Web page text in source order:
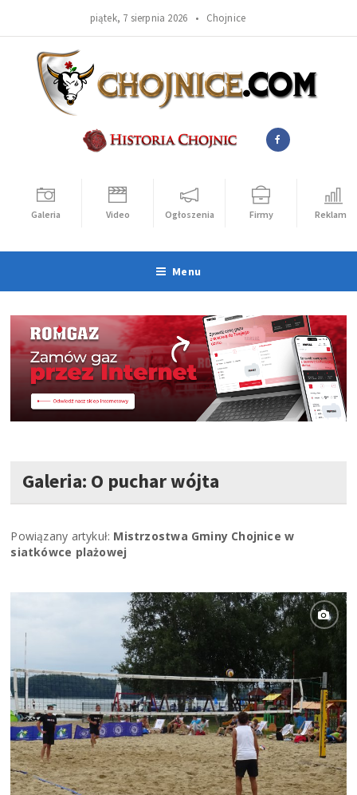
piątek, 7 sierpnia 2026 • Chojnice
Galeria Video Ogłoszenia Firmy Reklama
Menu
Galeria: O puchar wójta
Powiązany artykuł: Mistrzostwa Gminy Chojnice w
siatkówce plażowej